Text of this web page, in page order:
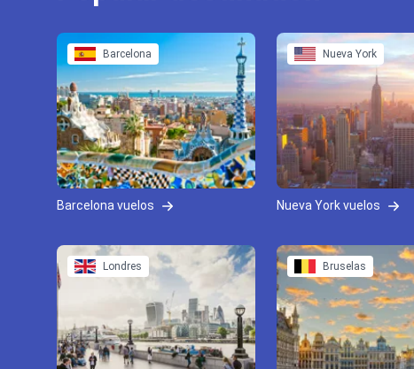
Barcelona
Barcelona vuelos
Nueva York
Nueva York vuelos
Londres Bruselas